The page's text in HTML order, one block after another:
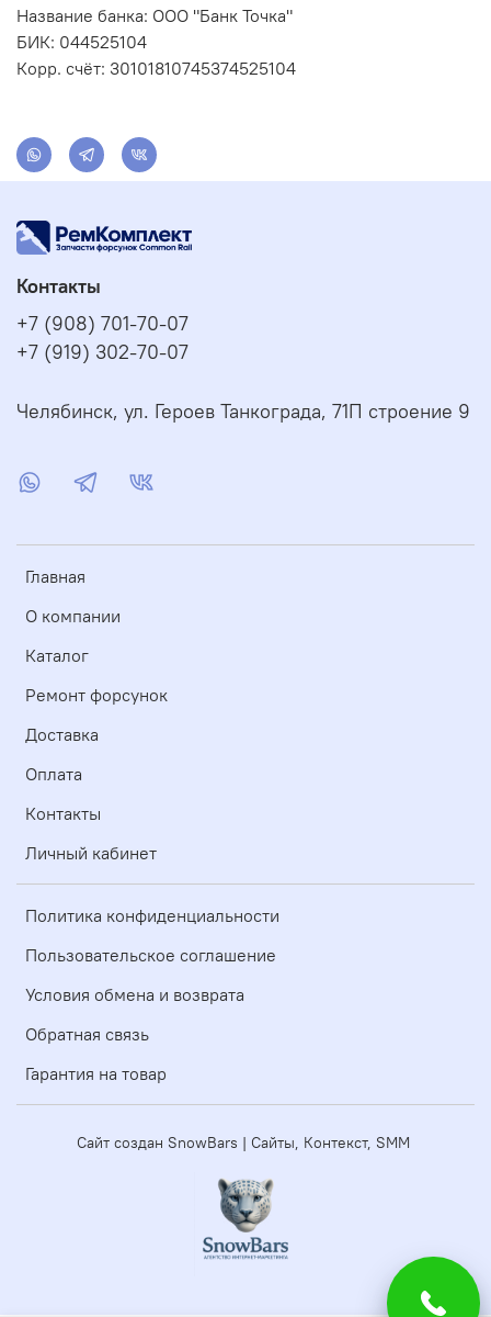
Название банка: ООО "Банк Точка"
БИК: 044525104
Корр. счёт: 30101810745374525104
Главная
О компании
Каталог
Ремонт форсунок
Доставка
Оплата
Контакты
Личный кабинет
Политика конфиденциальности
Пользовательское соглашение
Условия обмена и возврата
Обратная связь
Гарантия на товар
Контакты
+7 (908) 701-70-07
+7 (919) 302-70-07
Челябинск, ул. Героев Танкограда, 71П строение 9
Сайт создан SnowBars | Сайты, Контекст, SMM